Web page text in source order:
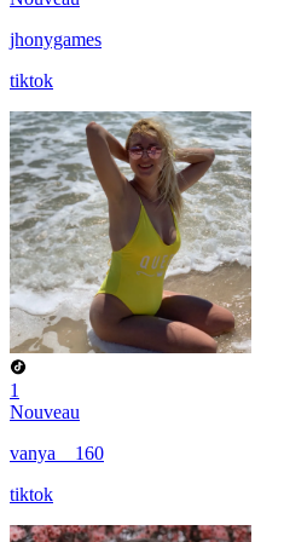
jhonygames
tiktok
1
Nouveau
vanya__160
tiktok